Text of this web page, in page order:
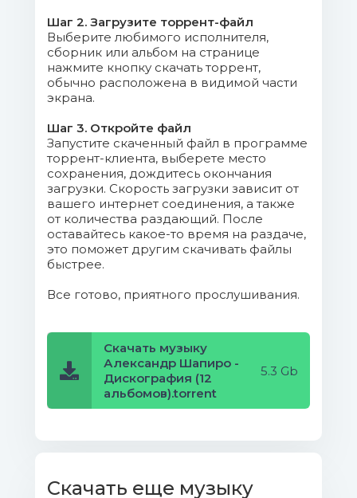
Шаг 2. Загрузите торрент-файл
Выберите любимого исполнителя,
сборник или альбом на странице
нажмите кнопку скачать торрент,
обычно расположена в видимой части
экрана.
Шаг 3. Откройте файл
Запустите скаченный файл в программе
торрент-клиента, выберете место
сохранения, дождитесь окончания
загрузки. Скорость загрузки зависит от
вашего интернет соединения, а также
от количества раздающий. После
оставайтесь какое-то время на раздаче,
это поможет другим скачивать файлы
быстрее.
Все готово, приятного прослушивания.
Скачать музыку
Александр Шапиро -
Дискография (12
альбомов).torrent
5.3 Gb
Скачать еще музыку